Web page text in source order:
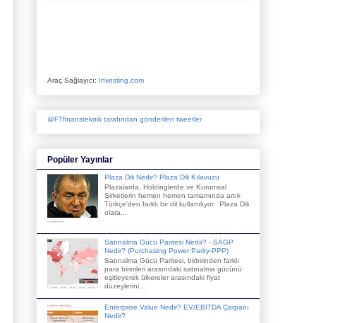
Araç Sağlayıcı: Investing.com
@FTfinansteknik tarafından gönderilen tweetler
Popüler Yayınlar
Plaza Dili Nedir? Plaza Dili Kılavuzu
Plazalarda, Holdinglerde ve Kurumsal
Şirketlerin hemen hemen tamamında artık
Türkçe'den farklı bir dil kullanılıyor. Plaza Dili
olara...
Satınalma Gücü Paritesi Nedir? - SAGP
Nedir? (Purchasing Power Parity-PPP)
Satınalma Gücü Paritesi, birbirinden farklı
para birimleri arasındaki satınalma gücünü
eşitleyerek ülkereler arasındaki fiyat
düzeylerini...
Enterprise Value Nedir? EV/EBITDA Çarpanı
Nedir?